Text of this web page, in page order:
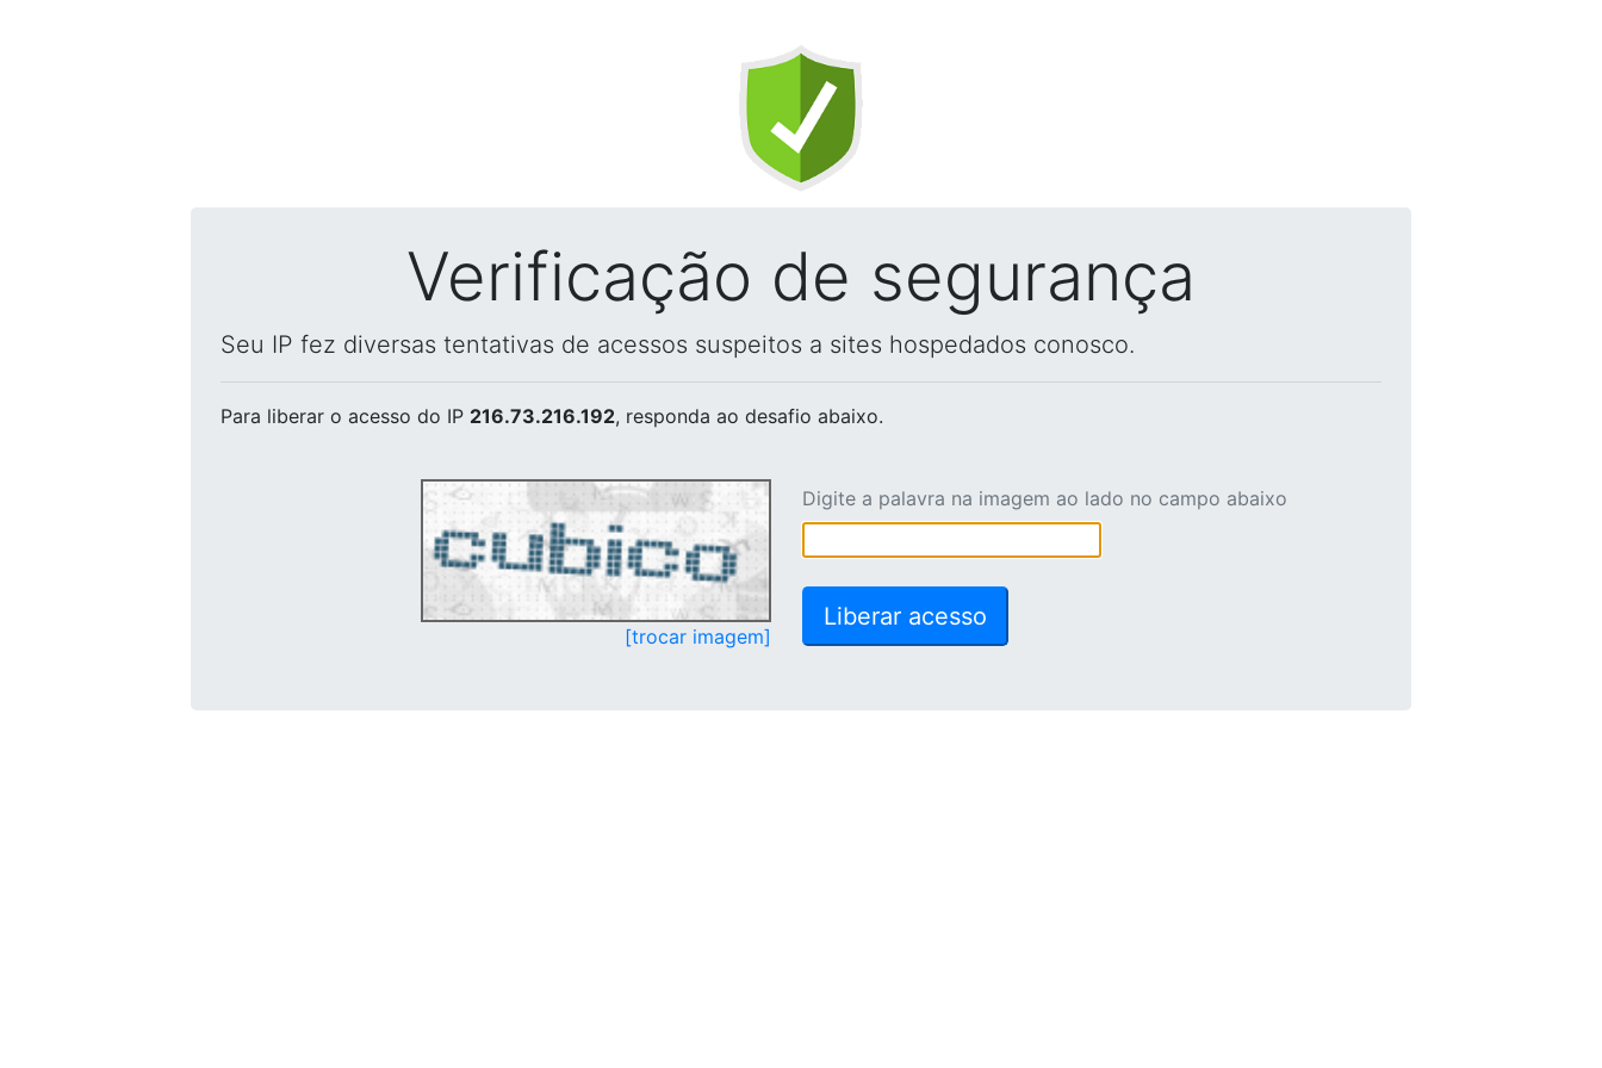
Verificação de segurança
Seu IP fez diversas tentativas de acessos suspeitos a sites hospedados conosco.
Para liberar o acesso do IP 216.73.216.192, responda ao desafio abaixo.
[trocar imagem]
Digite a palavra na imagem ao lado no campo abaixo